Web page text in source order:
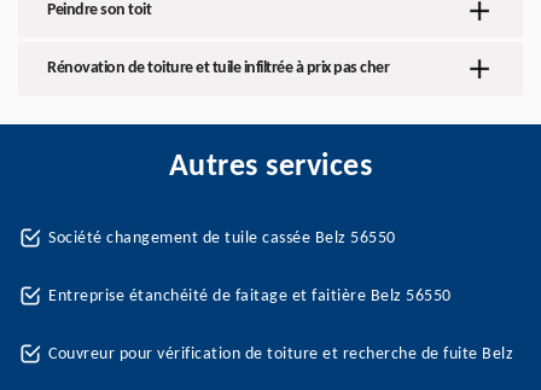
Peindre son toit
Rénovation de toiture et tuile infiltrée à prix pas cher
Autres services
Société changement de tuile cassée Belz 56550
Entreprise étanchéité de faitage et faitière Belz 56550
Couvreur pour vérification de toiture et recherche de fuite Belz